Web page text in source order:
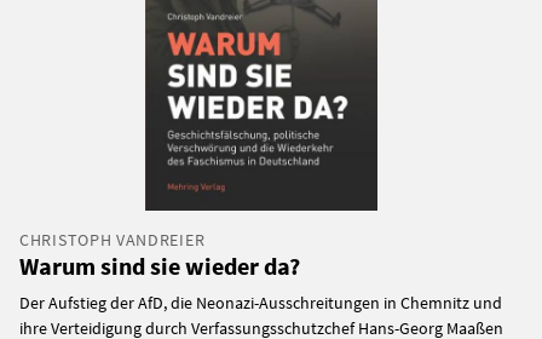
CHRISTOPH VANDREIER
Warum sind sie wieder da?
Der Aufstieg der AfD, die Neonazi-Ausschreitungen in Chemnitz und
ihre Verteidigung durch Verfassungsschutzchef Hans-Georg Maaßen